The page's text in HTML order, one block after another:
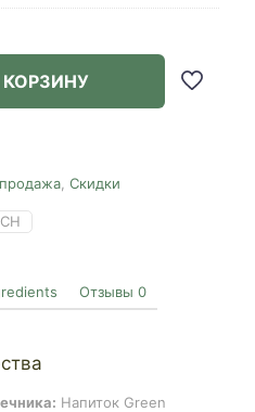
Отзывы 0
Напиток Green
Скидки